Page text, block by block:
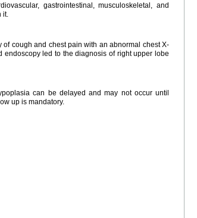
gastrointestinal, musculoskeletal, and
it.
cough and chest pain with an abnormal chest X-
endoscopy led to the diagnosis of right upper lobe
can be delayed and may not occur until
up is mandatory.